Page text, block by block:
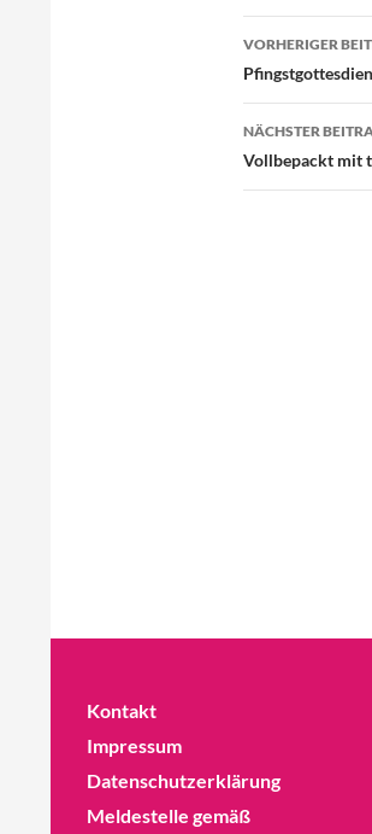
VORHERIGER
NÄCHSTER
Vollbepackt mit
Kontakt
Impressum
Datenschutzerklärung
Meldestelle gemäß